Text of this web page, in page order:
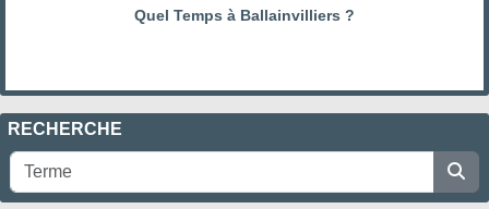
Quel Temps à Ballainvilliers ?
RECHERCHE